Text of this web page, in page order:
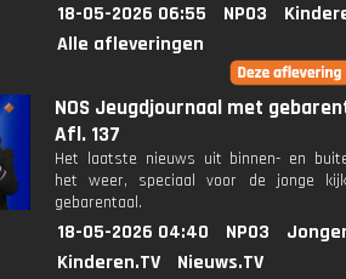
18-05-2026 06:55 NPO3
Alle afleveringen
NOS Jeugdjournaal met
Afl. 137
Het laatste nieuws uit binnen- en
het weer, speciaal voor de jonge
gebarentaal.
18-05-2026 04:40 NPO3
Kinderen.TV
Nieuws.TV